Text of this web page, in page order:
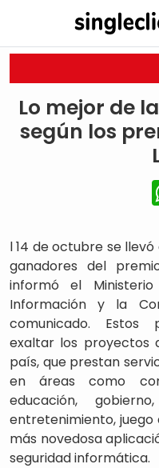
Lo mejor de
según los
l 14 de octubre se
ganadores del
informó el
Información y la
comunicado. Estos
exaltar los proyectos
país, que prestan
en áreas como
educación,
entretenimiento,
más novedosa
seguridad informática.